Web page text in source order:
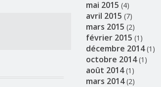
mai 2015 (4)
avril 2015 (7)
mars 2015 (2)
février 2015 (1)
décembre 2014(1)
octobre 2014(1)
août 2014(1)
mars 2014(2)